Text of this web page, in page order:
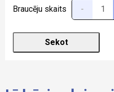
Braucēju skaits -